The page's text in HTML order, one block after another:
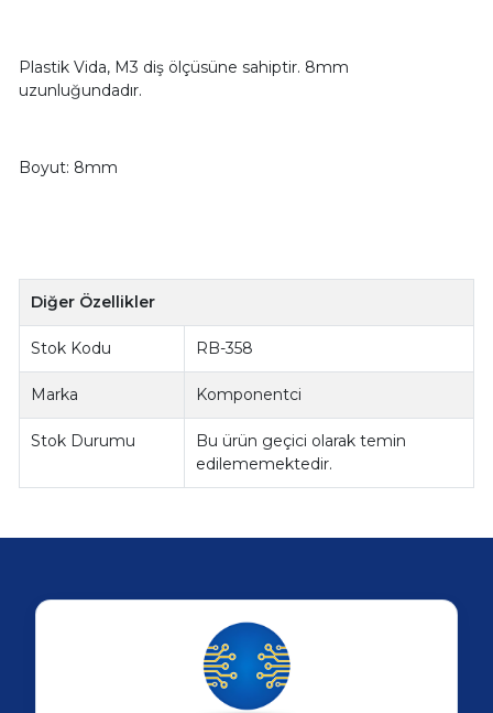
Plastik Vida, M3 diş ölçüsüne sahiptir. 8mm
uzunluğundadır.
Boyut: 8mm
Diğer Özellikler
Stok Kodu RB-358
Marka Komponentci
Stok Durumu
Bu ürün geçici olarak temin
edilememektedir.